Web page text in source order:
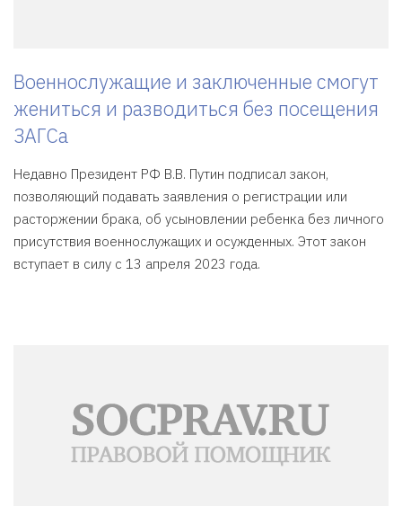
Военнослужащие и заключенные смогут
жениться и разводиться без посещения
ЗАГСа
Недавно Президент РФ В.В. Путин подписал закон,
позволяющий подавать заявления о регистрации или
расторжении брака, об усыновлении ребенка без личного
присутствия военнослужащих и осужденных. Этот закон
вступает в силу с 13 апреля 2023 года.